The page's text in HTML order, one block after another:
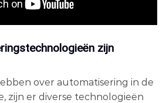
zijn
over automatisering in de
zijn er diverse technologieën